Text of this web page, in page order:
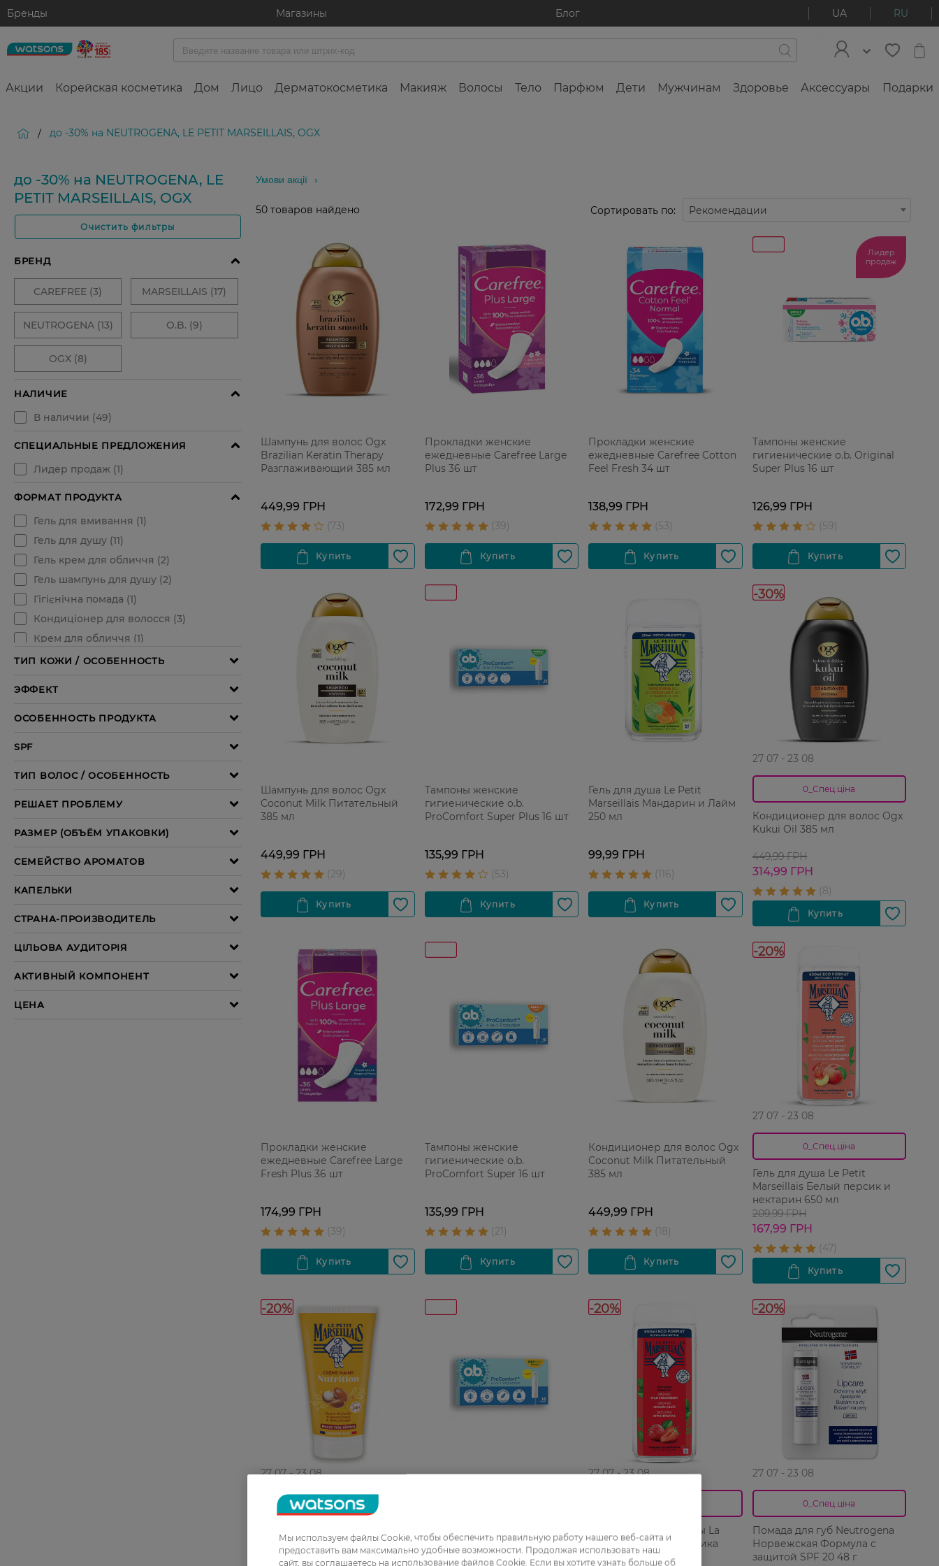
Бренды Магазины Блог UA RU
Акции Корейская косметика Дом Лицо Дерматокосметика Макияж Волосы Тело Парфюм Дети Мужчинам Здоровье Аксессуары Подарки
/ до -30% на NEUTROGENA, LE PETIT MARSEILLAIS, OGX
до -30% на NEUTROGENA, LE
PETIT MARSEILLAIS, OGX
Очистить фильтры
Умови акції
50 товаров найдено Сортировать по: Рекомендации
Шампунь для волос Ogx
Brazilian Keratin Therapy
Разглаживающий 385 мл
449,99 ГРН
Прокладки женские
ежедневные Carefree Large
Plus 36 шт
172,99 ГРН
Прокладки женские
ежедневные Carefree Cotton
Feel Fresh 34 шт
138,99 ГРН
Лидер
продаж
Тампоны женские
гигиенические o.b. Original
Super Plus 16 шт
126,99 ГРН
Шампунь для волос Ogx
Coconut Milk Питательный
385 мл
449,99 ГРН
Тампоны женские
гигиенические o.b.
ProComfort Super Plus 16 шт
135,99 ГРН
Гель для душа Le Petit
Marseillais Мандарин и Лайм
250 мл
99,99 ГРН
-30%
27 07 - 23 08
0_Спец.ціна
Кондиционер для волос Ogx
Kukui Oil 385 мл
449,99 ГРН
314,99 ГРН
Прокладки женские
ежедневные Carefree Large
Fresh Plus 36 шт
174,99 ГРН
Тампоны женские
гигиенические o.b.
ProComfort Super 16 шт
135,99 ГРН
Кондиционер для волос Ogx
Coconut Milk Питательный
385 мл
449,99 ГРН
-20%
27 07 - 23 08
0_Спец.ціна
Гель для душа Le Petit
Marseillais Белый персик и
нектарин 650 мл
209,99 ГРН
167,99 ГРН
-20%
27 07 - 23 08
0_Спец.ціна
Marseillais Карите
Питательный 75 мл
ProComfort Normal 16 шт
-20%
27 07 - 23 08
Гель для душа и ванны La
Petit Marseillais Клубника
Прованса 650 мл
-20%
27 07 - 23 08
0_Спец.ціна
Помада для губ Neutrogena
Норвежская Формула с
защитой SPF 20 48 г
Мы используем файлы Cookie, чтобы обеспечить правильную работу нашего веб-сайта и
предоставить вам максимально удобные возможности. Продолжая использовать наш
сайт, вы соглашаетесь на использование файлов Cookie. Если вы хотите узнать больше об